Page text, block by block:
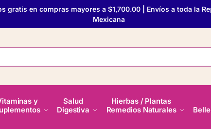
gratis en compras mayores a $1,700.00 | Envíos a toda la
Mexicana
y
Salud
Digestiva
Hierbas / Plantas
Remedios Naturales